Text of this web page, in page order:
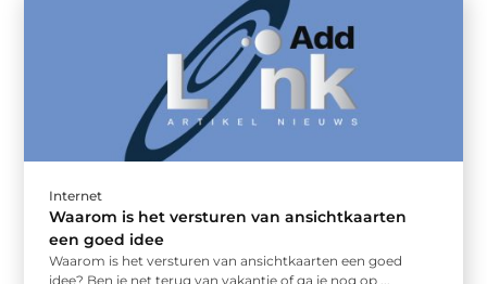
Internet
Waarom is het versturen van ansichtkaarten
een goed idee
Waarom is het versturen van ansichtkaarten een goed
idee? Ben je net terug van vakantie of ga je nog op ...